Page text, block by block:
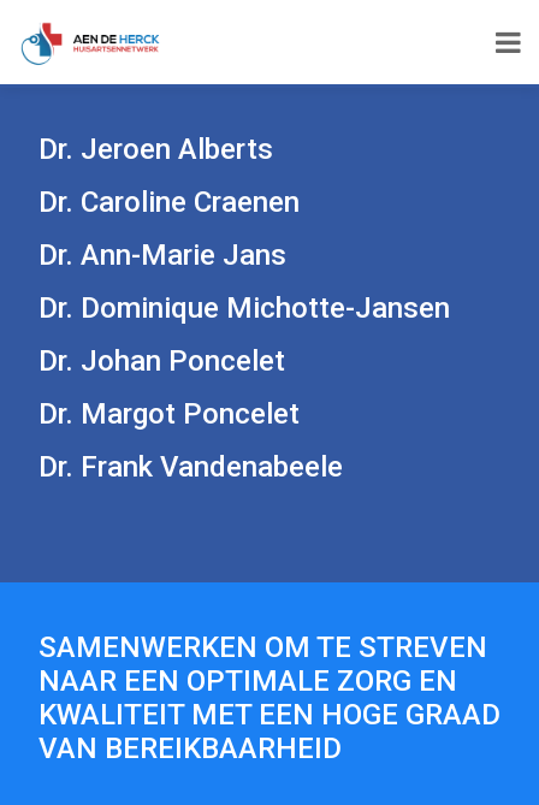
SAMENWERKEN OM TE STREVEN
NAAR EEN OPTIMALE ZORG EN
KWALITEIT MET EEN HOGE GRAAD
VAN BEREIKBAARHEID
Dr. Jeroen Alberts
Dr. Caroline Craenen
Dr. Ann-Marie Jans
Dr. Dominique Michotte-Jansen
Dr. Johan Poncelet
Dr. Margot Poncelet
Dr. Frank Vandenabeele